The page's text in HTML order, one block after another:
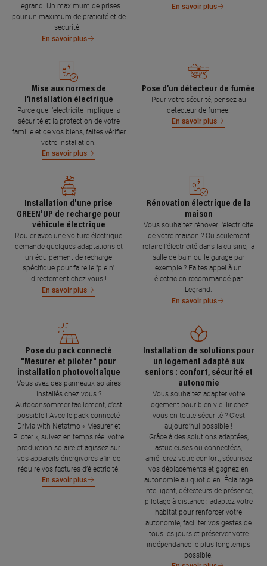
Legrand. Un maximum de prises
pour un maximum de praticité et de
sécurité.
En savoir plus
En savoir plus
Mise aux normes de
l’installation électrique
Parce que l’électricité implique la
sécurité et la protection de votre
famille et de vos biens, faites vérifier
votre installation.
En savoir plus
Pose d’un détecteur de fumée
Pour votre sécurité, pensez au
détecteur de fumée.
En savoir plus
Installation d'une prise
GREEN'UP de recharge pour
véhicule électrique
Rouler avec une voiture électrique
demande quelques adaptations et
un équipement de recharge
spécifique pour faire le "plein"
directement chez vous !
En savoir plus
Rénovation électrique de la
maison
Vous souhaitez rénover l'électricité
de votre maison ? Ou seulement
refaire l'électricité dans la cuisine, la
salle de bain ou le garage par
exemple ? Faites appel à un
électricien recommandé par
Legrand.
En savoir plus
Pose du pack connecté
"Mesurer et piloter" pour
installation photovoltaïque
Vous avez des panneaux solaires
installés chez vous ?
Autoconsommer facilement, c’est
possible ! Avec le pack connecté
Drivia with Netatmo « Mesurer et
Piloter », suivez en temps réel votre
production solaire et agissez sur
vos appareils énergivores afin de
réduire vos factures d’électricité.
En savoir plus
Installation de solutions pour
un logement adapté aux
seniors : confort, sécurité et
autonomie
Vous souhaitez adapter votre
logement pour bien vieillir chez
vous en toute sécurité ? C’est
aujourd’hui possible !
Grâce à des solutions adaptées,
astucieuses ou connectées,
améliorez votre confort, sécurisez
vos déplacements et gagnez en
autonomie au quotidien. Éclairage
intelligent, détecteurs de présence,
pilotage à distance : adaptez votre
habitat pour renforcer votre
autonomie, faciliter vos gestes de
tous les jours et préserver votre
indépendance le plus longtemps
possible.